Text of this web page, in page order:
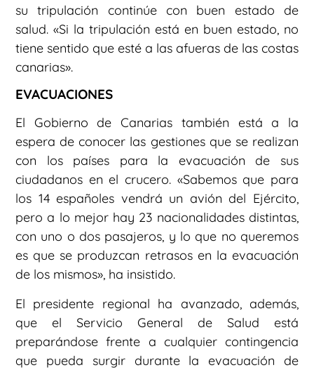
su tripulación continúe con buen estado de
salud. «Si la tripulación está en buen estado, no
tiene sentido que esté a las afueras de las costas
canarias».
EVACUACIONES
El Gobierno de Canarias también está a la
espera de conocer las gestiones que se realizan
con los países para la evacuación de sus
ciudadanos en el crucero. «Sabemos que para
los 14 españoles vendrá un avión del Ejército,
pero a lo mejor hay 23 nacionalidades distintas,
con uno o dos pasajeros, y lo que no queremos
es que se produzcan retrasos en la evacuación
de los mismos», ha insistido.
El presidente regional ha avanzado, además,
que el Servicio General de Salud está
preparándose frente a cualquier contingencia
que pueda surgir durante la evacuación de